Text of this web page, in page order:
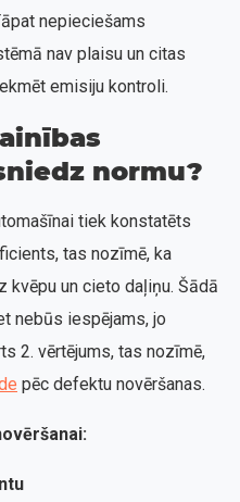
nepieciešams
nav plaisu un citas
emisiju kontroli.
normu?
tiek konstatēts
tas nozīmē, ka
un cieto daļiņu. Šādā
nebūs iespējams, jo
2. vērtējums, tas nozīmē,
pēc defektu novēršanas.